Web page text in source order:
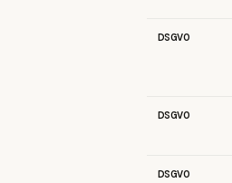
DSGVO
DSGVO
DSGVO